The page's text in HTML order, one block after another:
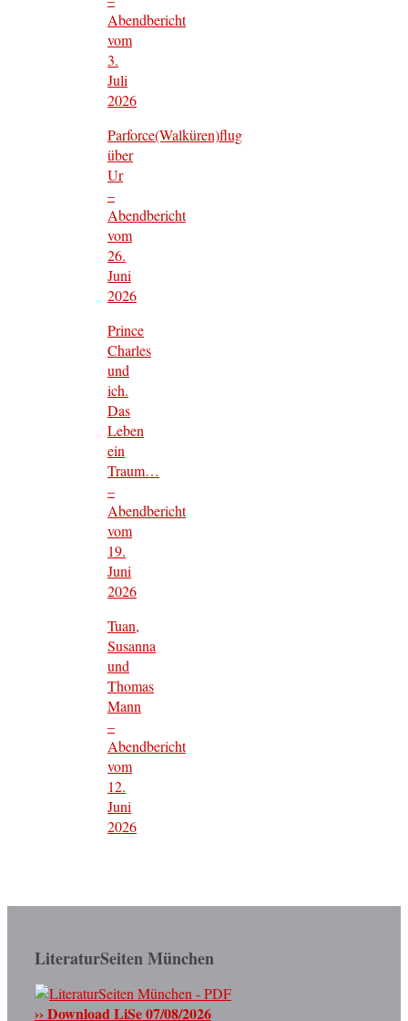
Abendbericht
vom
3.
Juli
2026
Parforce(Walküren)flug
über
Ur
–
Abendbericht
vom
26.
Juni
2026
Prince
Charles
und
ich.
Das
Leben
ein
Traum…
–
Abendbericht
vom
19.
Juni
2026
Tuan,
Susanna
und
Thomas
Mann
–
Abendbericht
vom
12.
Juni
2026
LiteraturSeiten München
›› Download LiSe 07/08/2026